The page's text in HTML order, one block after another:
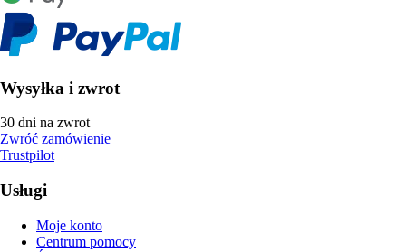
Wysyłka i zwrot
30 dni na zwrot
Zwróć zamówienie
Trustpilot
Usługi
Moje konto
Centrum pomocy